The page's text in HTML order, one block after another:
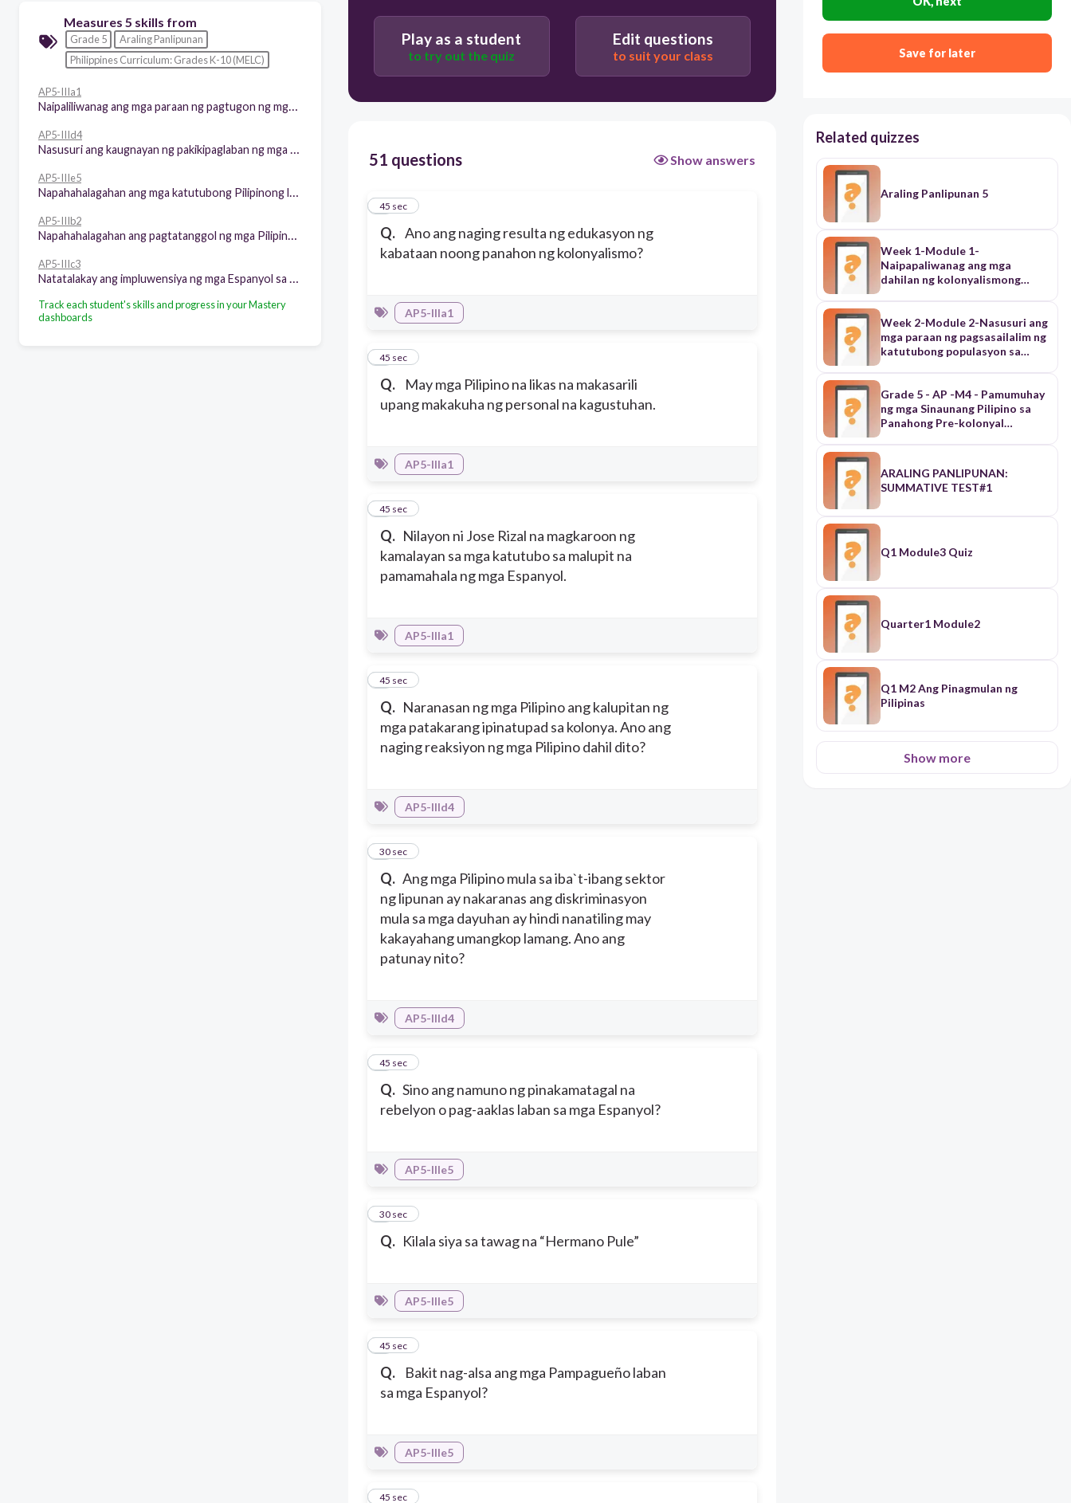
Measures 5 skills from
Grade 5
Araling Panlipunan
Philippines Curriculum: Grades K-10 (MELC)
AP5-IIIa1
AP5-IIId4
AP5-IIIe5
AP5-IIIb2
AP5-IIIc3
Track each student's skills and progress in your Mastery
dashboards
Nanatili silang tahimik sa nagaganap sa bansa.
Nagtago sila sa mga Espanyol upang malibre sa mga
patakarang Espanyol.
Play as a student
to try out the quiz
Edit questions
to suit your class
51 questions Show answers
Q. Ano ang naging resulta ng edukasyon ng
kabataan noong panahon ng kolonyalismo?
1
45 sec
AP5-IIIa1
Q.
May mga Pilipino na likas na makasarili
upang makakuha ng personal na kagustuhan.
2
45 sec
AP5-IIIa1
Q. Nilayon ni Jose Rizal na magkaroon ng
kamalayan sa mga katutubo sa malupit na
pamamahala ng mga Espanyol.
3
45 sec
AP5-IIIa1
Q. Naranasan ng mga Pilipino ang kalupitan ng
mga patakarang ipinatupad sa kolonya. Ano ang
naging reaksiyon ng mga Pilipino dahil dito?
4
45 sec
AP5-IIId4
Q. Ang mga Pilipino mula sa iba`t-ibang sektor
ng lipunan ay nakaranas ang diskriminasyon
mula sa mga dayuhan ay hindi nanatiling may
kakayahang umangkop lamang. Ano ang
patunay nito?
5
30 sec
AP5-IIId4
Q. Sino ang namuno ng pinakamatagal na
rebelyon o pag-aaklas laban sa mga Espanyol?
6
45 sec
AP5-IIIe5
Q. Kilala siya sa tawag na “Hermano Pule”
7
30 sec
AP5-IIIe5
Q.
Bakit nag-alsa ang mga Pampagueño laban
sa mga Espanyol?
8
45 sec
AP5-IIIe5
9
45 sec
Save for later
Related quizzes
Araling Panlipunan 5
Week 1-Module 1-
Naipapaliwanag ang mga
dahilan ng kolonyalismong
Espanyol
Week 2-Module 2-Nasusuri ang
mga paraan ng pagsasailalim ng
katutubong populasyon sa
kapangyarihan ng Espanya
Grade 5 - AP -M4 - Pamumuhay
ng mga Sinaunang Pilipino sa
Panahong Pre-kolonyal
(Tayahin)
ARALING PANLIPUNAN:
SUMMATIVE TEST#1
Q1 Module3 Quiz
Quarter1 Module2
Q1 M2 Ang Pinagmulan ng
Pilipinas
Show more